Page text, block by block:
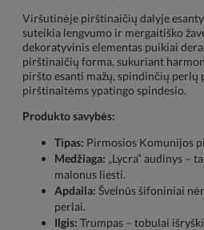
Viršutinėje pirštinaičių dalyje
suteikia lengvumo ir mergaitiško
dekoratyvinis elementas puikiai
pirštinaičių forma, sukuriant
piršto esanti mažų, spindinčių perlų
pirštinaitėms ypatingo spindesio.
Produkto savybės:
Tipas: Pirmosios Komunijos
Medžiaga: „Lycra“ audinys –
malonus liesti.
Apdaila: Švelnūs šifoniniai
perlai.
Ilgis: Trumpas – tobulai